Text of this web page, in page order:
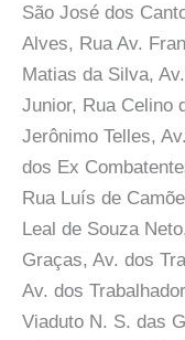
São José dos
Alves, Rua Av.
Matias da Silva,
Junior, Rua Celino
Jerônimo Telles,
dos Ex
Rua Luís de
Leal de Souza
Graças, Av. dos
Av. dos
Viaduto N. S. das